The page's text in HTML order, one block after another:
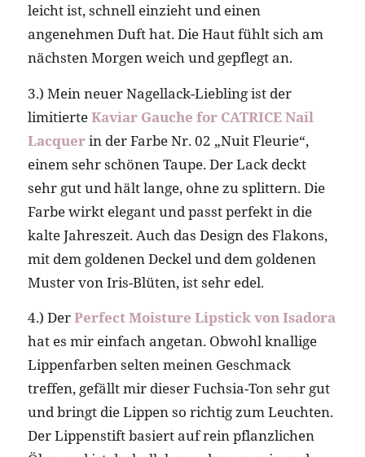
leicht ist, schnell einzieht und einen
angenehmen Duft hat. Die Haut fühlt sich am
nächsten Morgen weich und gepflegt an.
3.) Mein neuer Nagellack-Liebling ist der
limitierteKaviar Gauche for CATRICE Nail
Lacquerin der Farbe Nr. 02 „Nuit Fleurie“,
einem sehr schönen Taupe. Der Lack deckt
sehr gut und hält lange, ohne zu splittern. Die
Farbe wirkt elegant und passt perfekt in die
kalte Jahreszeit. Auch das Design des Flakons,
mit dem goldenen Deckel und dem goldenen
Muster von Iris-Blüten, ist sehr edel.
4.) DerPerfect Moisture Lipstick von Isadora
hat es mir einfach angetan. Obwohl knallige
Lippenfarben selten meinen Geschmack
treffen, gefällt mir dieser Fuchsia-Ton sehr gut
und bringt die Lippen so richtig zum Leuchten.
Der Lippenstift basiert auf rein pflanzlichen